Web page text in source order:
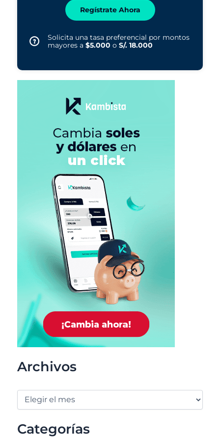
Regístrate Ahora
Solicita una tasa preferencial por montos
mayores a $5.000 o S/. 18.000
Archivos
Categorías